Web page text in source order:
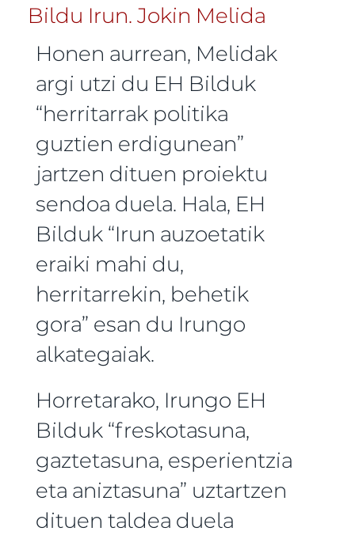
Honen aurrean, Melidak
argi utzi du EH Bilduk
“herritarrak politika
guztien erdigunean”
jartzen dituen proiektu
sendoa duela. Hala, EH
Bilduk “Irun auzoetatik
eraiki mahi du,
herritarrekin, behetik
gora” esan du Irungo
alkategaiak.
Horretarako, Irungo EH
Bilduk “freskotasuna,
gaztetasuna, esperientzia
eta aniztasuna” uztartzen
dituen taldea duela